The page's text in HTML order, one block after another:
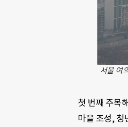
서울 여
첫 번째 주목
마을 조성, 청